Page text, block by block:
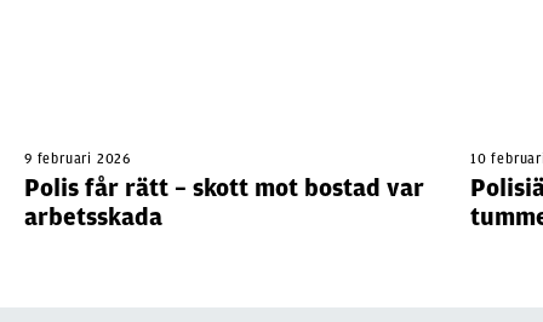
9 februari 2026
Polis får rätt – skott mot bostad var
arbetsskada
10